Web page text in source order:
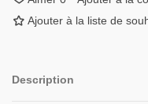
Ajouter à la liste de
Description